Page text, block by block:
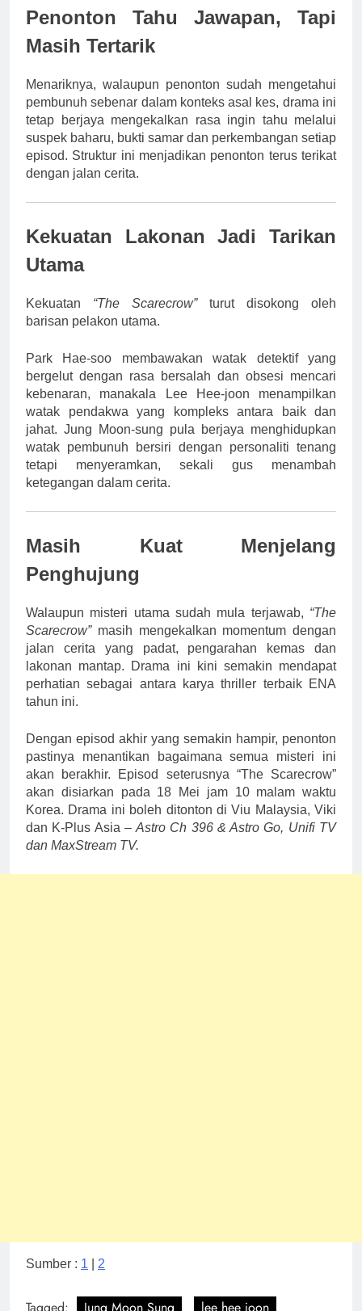
Penonton Tahu Jawapan, Tapi
Masih Tertarik
Menariknya, walaupun penonton sudah mengetahui
pembunuh sebenar dalam konteks asal kes, drama ini
tetap berjaya mengekalkan rasa ingin tahu melalui
suspek baharu, bukti samar dan perkembangan setiap
episod. Struktur ini menjadikan penonton terus terikat
dengan jalan cerita.
Kekuatan Lakonan Jadi Tarikan
Utama
Kekuatan “The Scarecrow”turut disokong oleh
barisan pelakon utama.
Park Hae-soo membawakan watak detektif yang
bergelut dengan rasa bersalah dan obsesi mencari
kebenaran, manakala Lee Hee-joon menampilkan
watak pendakwa yang kompleks antara baik dan
jahat. Jung Moon-sung pula berjaya menghidupkan
watak pembunuh bersiri dengan personaliti tenang
tetapi menyeramkan, sekali gus menambah
ketegangan dalam cerita.
Masih Kuat Menjelang
Penghujung
Walaupun misteri utama sudah mula terjawab, “The
Scarecrow”masih mengekalkan momentum dengan
jalan cerita yang padat, pengarahan kemas dan
lakonan mantap. Drama ini kini semakin mendapat
perhatian sebagai antara karya thriller terbaik ENA
tahun ini.
Dengan episod akhir yang semakin hampir, penonton
pastinya menantikan bagaimana semua misteri ini
akan berakhir. Episod seterusnya “The Scarecrow”
akan disiarkan pada 18 Mei jam 10 malam waktu
Korea. Drama ini boleh ditonton di Viu Malaysia, Viki
dan K-Plus Asia –Astro Ch 396 & Astro Go, Unifi TV
dan MaxStream TV.
Sumber : 1 2